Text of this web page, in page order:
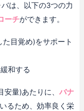
は、以下の3つの力
ーチができます。
目覚め)をサポート
和する
量)あたりに、 バナ
るため、効率良く栄